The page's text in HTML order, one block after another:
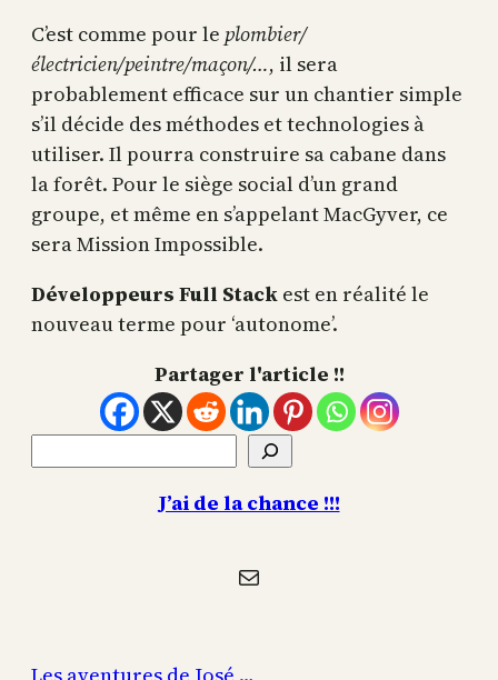
C’est comme pour le plombier/
électricien/peintre/maçon/…, il sera
probablement efficace sur un chantier simple
s’il décide des méthodes et technologies à
utiliser. Il pourra construire sa cabane dans
la forêt. Pour le siège social d’un grand
groupe, et même en s’appelant MacGyver, ce
sera Mission Impossible.
Développeurs Full Stack est en réalité le
nouveau terme pour ‘autonome’.
Partager l'article !!
J’ai de la chance !!!
E-mail